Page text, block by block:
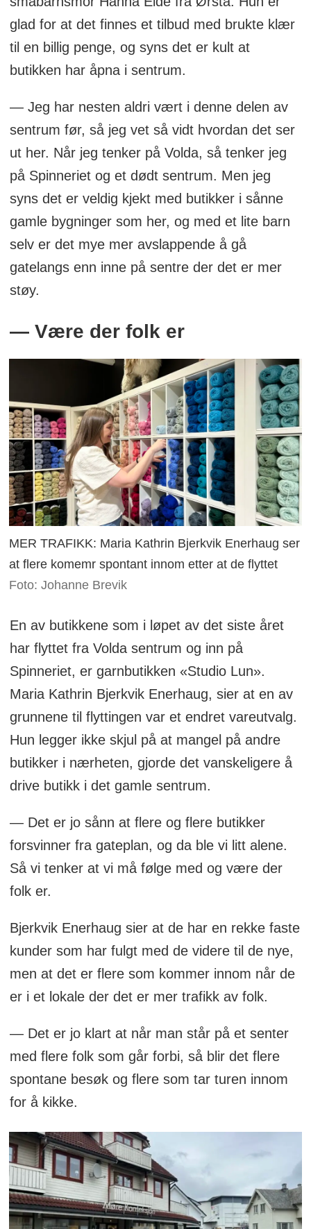
glad for at det finnes et tilbud med brukte klær
til en billig penge, og syns det er kult at
butikken har åpna i sentrum.
— Jeg har nesten aldri vært i denne delen av
sentrum før, så jeg vet så vidt hvordan det ser
ut her. Når jeg tenker på Volda, så tenker jeg
på Spinneriet og et dødt sentrum. Men jeg
syns det er veldig kjekt med butikker i sånne
gamle bygninger som her, og med et lite barn
selv er det mye mer avslappende å gå
gatelangs enn inne på sentre der det er mer
støy.
— Være der folk er
MER TRAFIKK: Maria Kathrin Bjerkvik Enerhaug ser
at flere komemr spontant innom etter at de flyttet
Foto: Johanne Brevik
En av butikkene som i løpet av det siste året
har flyttet fra Volda sentrum og inn på
Spinneriet, er garnbutikken «Studio Lun».
Maria Kathrin Bjerkvik Enerhaug, sier at en av
grunnene til flyttingen var et endret vareutvalg.
Hun legger ikke skjul på at mangel på andre
butikker i nærheten, gjorde det vanskeligere å
drive butikk i det gamle sentrum.
— Det er jo sånn at flere og flere butikker
forsvinner fra gateplan, og da ble vi litt alene.
Så vi tenker at vi må følge med og være der
folk er.
Bjerkvik Enerhaug sier at de har en rekke faste
kunder som har fulgt med de videre til de nye,
men at det er flere som kommer innom når de
er i et lokale der det er mer trafikk av folk.
— Det er jo klart at når man står på et senter
med flere folk som går forbi, så blir det flere
spontane besøk og flere som tar turen innom
for å kikke.